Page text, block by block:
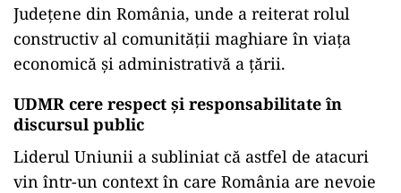
Județene din România, unde a reiterat rolul
constructiv al comunității maghiare în viața
economică și administrativă a țării.
UDMR cere respect și responsabilitate în
discursul public
Liderul Uniunii a subliniat că astfel de atacuri
vin într-un context în care România are nevoie